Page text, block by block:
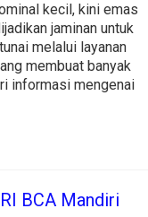
kecil, kini emas
jaminan untuk
melalui layanan
membuat banyak
informasi mengenai
BCA Mandiri